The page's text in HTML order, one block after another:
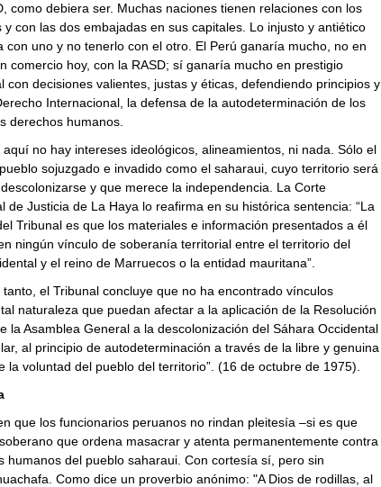
como debiera ser. Muchas naciones tienen relaciones con los
y con las dos embajadas en sus capitales. Lo injusto y antiético
con uno y no tenerlo con el otro. El Perú ganaría mucho, no en
comercio hoy, con la RASD; sí ganaría mucho en prestigio
con decisiones valientes, justas y éticas, defendiendo principios y
Internacional, la defensa de la autodeterminación de los
derechos humanos.
no hay intereses ideológicos, alineamientos, ni nada. Sólo el
sojuzgado e invadido como el saharaui, cuyo territorio será
y que merece la independencia. La Corte
de Justicia de La Haya lo reafirma en su histórica sentencia: “La
Tribunal es que los materiales e información presentados a él
ningún vínculo de soberanía territorial entre el territorio del
y el reino de Marruecos o la entidad mauritana”.
tanto, el Tribunal concluye que no ha encontrado vínculos
naturaleza que puedan afectar a la aplicación de la Resolución
la Asamblea General a la descolonización del Sáhara Occidental
al principio de autodeterminación a través de la libre y genuina
la voluntad del pueblo del territorio”. (16 de octubre de 1975).
que los funcionarios peruanos no rindan pleitesía –si es que
que ordena masacrar y atenta permanentemente contra
humanos del pueblo saharaui. Con cortesía sí, pero sin
Como dice un proverbio anónimo: "A Dios de rodillas, al